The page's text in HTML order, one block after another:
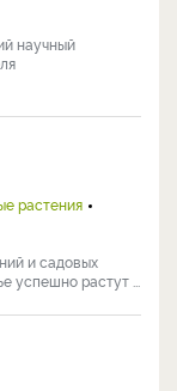
научный
растения
и садовых
растут ...